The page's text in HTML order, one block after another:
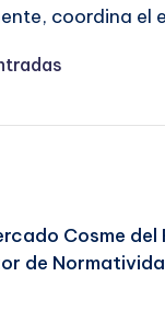
coordina el
Cosme del
de